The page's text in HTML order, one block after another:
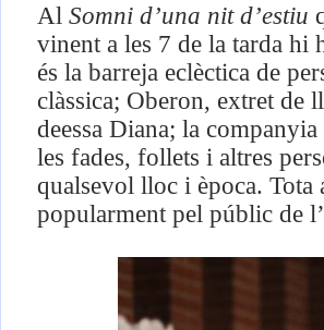
Al Somni d’una nit d’estiu
vinent a les 7 de la tarda hi
és la barreja eclèctica de
clàssica; Oberon, extret de
deessa Diana; la
les fades, follets i altres
qualsevol lloc i època. Tota
popularment pel públic de